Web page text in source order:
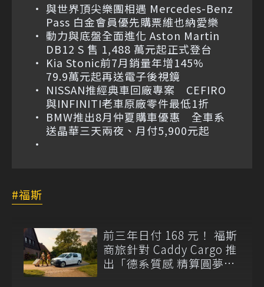
與世界頂尖樂團相遇 Mercedes-Benz
Pass 白金會員優先購票維也納愛樂
動力與底盤全面進化 Aston Martin
DB12 S 售 1,488 萬元起正式登台
Kia Stonic前7月銷量年增145%
79.9萬元起再送電子後視鏡
NISSAN推經典車回廠專案 CEFIRO
與INFINITI老車原廠零件最低1折
BMW推出8月仲夏購車優惠 全車系
送晶華三天兩夜、月付5,900元起
福斯
前三年日付 168 元！ 福斯
商旅針對 Caddy Cargo 推
出「德系質感 精算圓夢」